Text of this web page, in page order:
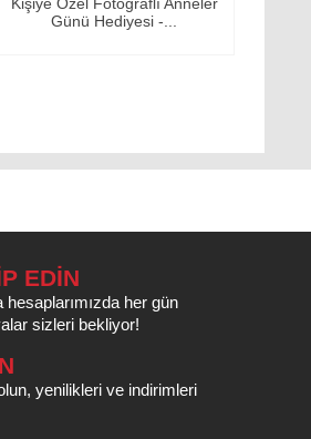
Bardak
EDİN
her gün
sizleri bekliyor!
yenilikleri ve indirimleri